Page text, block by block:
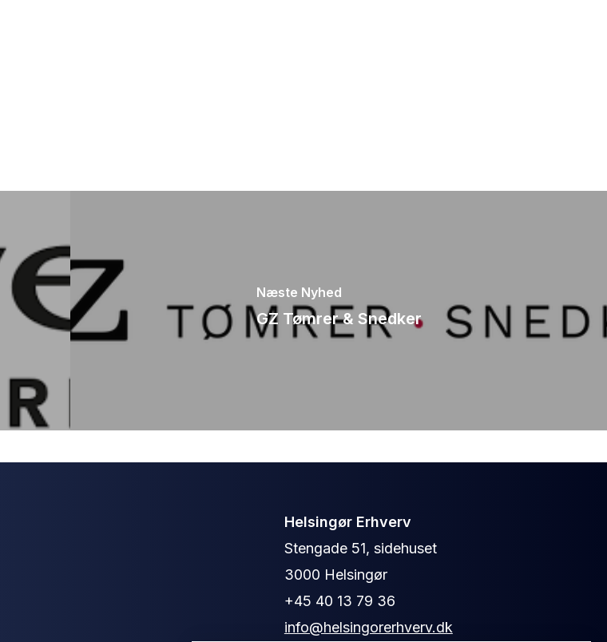
Næste Nyhed
GZ Tømrer & Snedker
Helsingør Erhverv
Stengade 51, sidehuset
3000 Helsingør
+45 40 13 79 36
info@helsingorerhverv.dk